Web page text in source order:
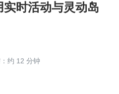
时活动与灵动岛
约 12 分钟